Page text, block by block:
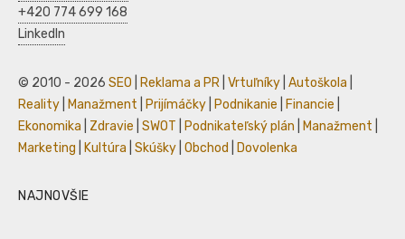
+420 774 699 168
LinkedIn
© 2010 - 2026 SEO Reklama a PR Vrtuľníky Autoškola
Reality
Manažment Prijímáčky Podnikanie Financie
Ekonomika
Zdravie SWOT Podnikateľský plán Manažment
Marketing
Kultúra Skúšky Obchod Dovolenka
NAJNOVŠIE